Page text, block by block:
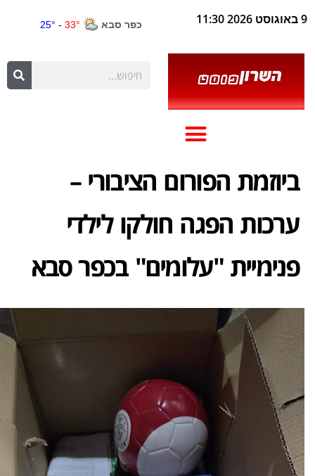
9 באוגוסט 2026 11:30
ביוזמת הפורום הציבורי –
ערכות הפגה חולקו לילדי
פנימיית "עלומים" בכפר סבא